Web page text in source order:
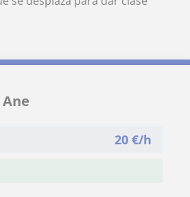
20 €/h